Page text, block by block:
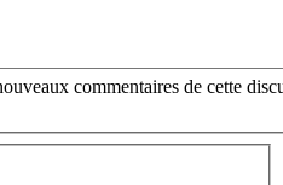
commentaires de cette